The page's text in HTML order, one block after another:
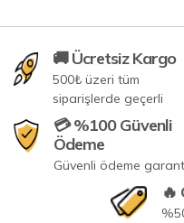
🚚 Ücretsiz Kargo
500₺ üzeri tüm
siparişlerde geçerli
💳 %100 Güvenli
Ödeme
Güvenli ödeme
🔥